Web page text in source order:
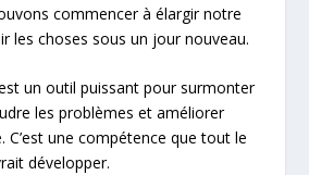
commencer à élargir notre
les choses sous un jour nouveau.
un outil puissant pour surmonter
les problèmes et améliorer
C’est une compétence que tout le
développer.